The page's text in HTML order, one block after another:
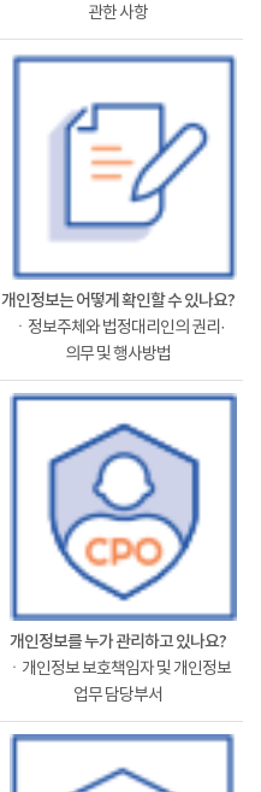
관한 사항
개인정보는 어떻게 확인할 수 있나요?
ㆍ정보주체와 법정대리인의 권리·
의무 및 행사방법
개인정보를 누가 관리하고 있나요?
ㆍ개인정보 보호책임자 및 개인정보
업무 담당부서